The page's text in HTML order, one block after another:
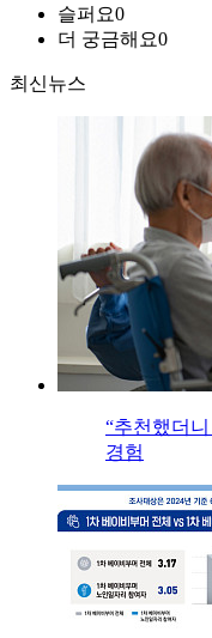
슬퍼요0
더 궁금해요0
최신뉴스
“추천했더
경험